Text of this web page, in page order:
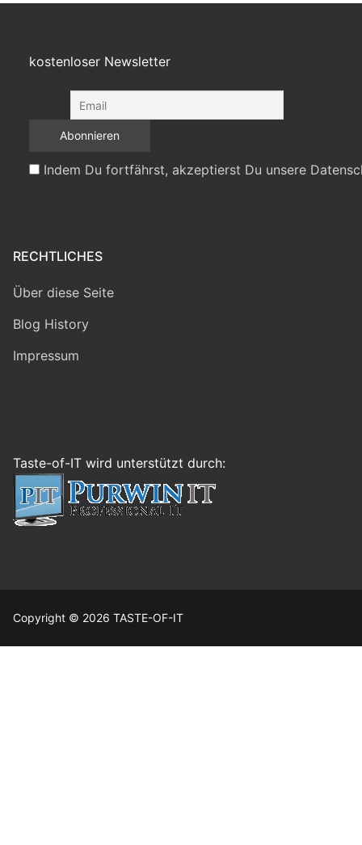
kostenloser Newsletter
Indem Du fortfährst, akzeptierst Du unsere
RECHTLICHES
Über diese Seite
Blog History
Impressum
Taste-of-IT wird unterstützt durch:
Copyright © 2026 TASTE-OF-IT